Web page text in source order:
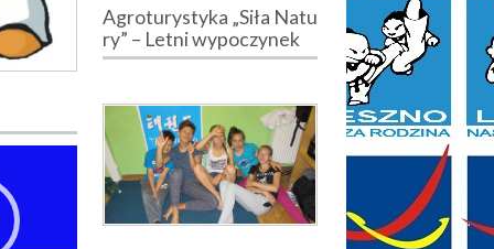
Agroturystyka „Siła Natu
ry” – Letni wypoczynek